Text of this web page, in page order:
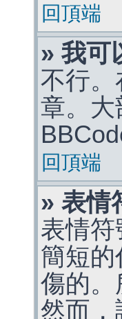
回頂端
» 我可
不行。
章。大
回頂端
» 表情
表情
簡短
傷的。
然而，